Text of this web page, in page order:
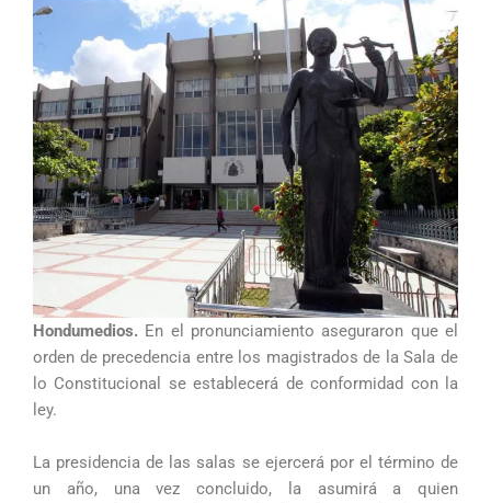
Hondumedios. En el pronunciamiento aseguraron que el
orden de precedencia entre los magistrados de la Sala de
lo Constitucional se establecerá de conformidad con la
ley.
La presidencia de las salas se ejercerá por el término de
un año, una vez concluido, la asumirá a quien